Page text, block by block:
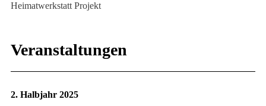
Heimatwerkstatt Projekt
Veranstaltungen
2. Halbjahr 2025